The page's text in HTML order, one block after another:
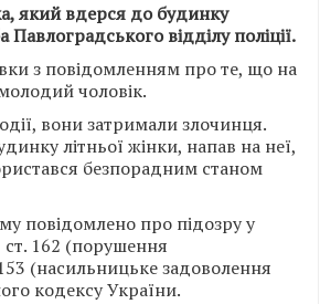
який вдерся до будинку
відділу поліції.
з повідомленням про те, що на
чоловік.
вони затримали злочинця.
літньої жінки, напав на неї,
безпорадним станом
повідомлено про підозру у
162 (порушення
(насильницьке задоволення
кодексу України.